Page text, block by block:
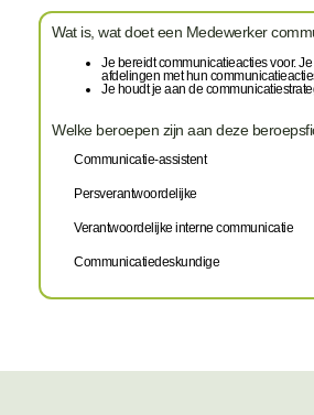
Wat is, wat doet een Medewerker
Je bereidt communicatieacties voor.
afdelingen met hun
Je houdt je aan de
Welke beroepen zijn aan deze
Communicatie-assistent
Persverantwoordelijke
Verantwoordelijke interne communicatie
Communicatiedeskundige